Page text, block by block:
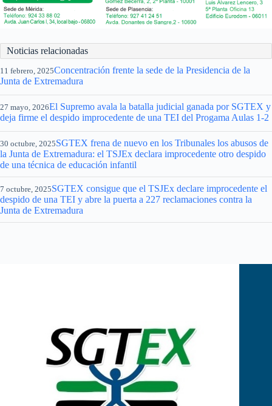
Noticias relacionadas
11 febrero, 2025Concentración frente la sede de la Presidencia de la
Junta de Extremadura
27 mayo, 2026El Supremo avala la batalla judicial ganada por SGTEX y
deja firme el despido improcedente de una TEI del Progama Aulas 1-2
30 octubre, 2025SGTEX frena de nuevo en los Tribunales los abusos de
la Junta de Extremadura: el TSJEx declara improcedente otro despido
de una técnica de educación infantil
7 octubre, 2025SGTEX consigue que el TSJEx declare improcedente el
despido de una TEI y abre la puerta a 227 reclamaciones contra la
Junta de Extremadura